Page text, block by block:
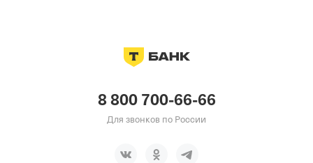
8 800 700-66-66
Для звонков по России